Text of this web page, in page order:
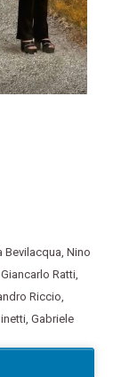
Bevilacqua, Nino
Giancarlo Ratti,
Riccio,
, Gabriele